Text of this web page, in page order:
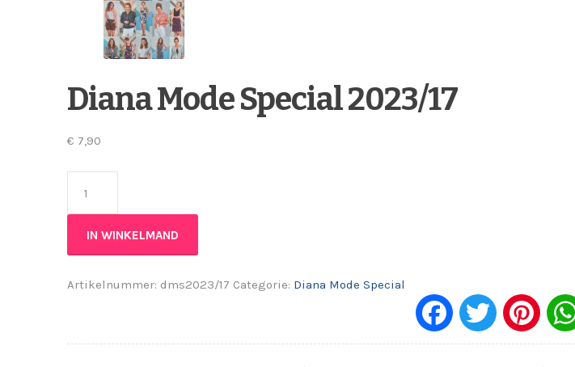
Diana Mode Special 2023/17
€ 7,90
IN WINKELMAND
Artikelnummer: dms2023/17 Categorie: Diana Mode Special
Face Twitt Pinte